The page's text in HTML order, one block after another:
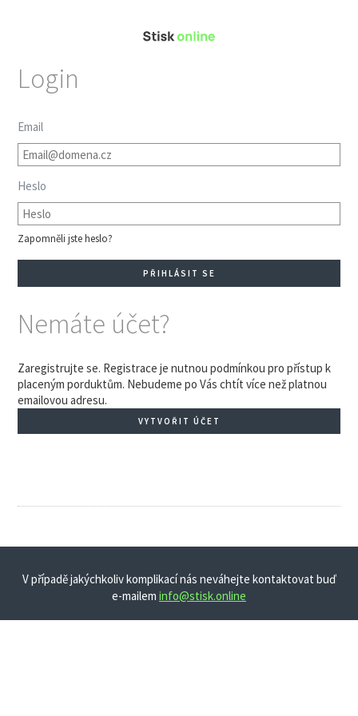
Login
Email
Heslo
Zapomněli jste heslo?
Nemáte účet?
Zaregistrujte se. Registrace je nutnou podmínkou pro přístup k
placeným porduktům. Nebudeme po Vás chtít více než platnou
emailovou adresu.
VYTVOŘIT ÚČET
V případě jakýchkoliv komplikací nás neváhejte kontaktovat buď
e-mailem info@stisk.online